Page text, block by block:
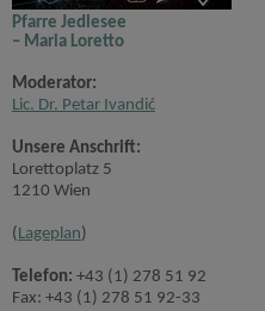
Pfarre Jedlesee
– Maria Loretto
Moderator:
Lic. Dr. Petar Ivandić
Unsere Anschrift:
Lorettoplatz 5
1210 Wien
(Lageplan)
Telefon: +43 (1) 278 51 92
Fax: +43 (1) 278 51 92-33